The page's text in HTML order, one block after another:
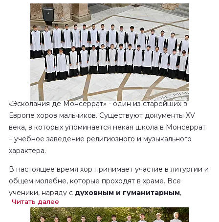
«Эсколания де Монсеррат» - один из старейших в
Европе хоров мальчиков. Существуют документы XV
века, в которых упоминается некая школа в Монсеррат
– учебное заведение религиозного и музыкального
характера.
В настоящее время хор принимает участие в литургии и
общем молебне, которые проходят в храме. Все
ученики, наряду с духовным и гуманитарным,
получаютмузыкальное образование
уровня. Авторитет школы признан на международном
Читать далее